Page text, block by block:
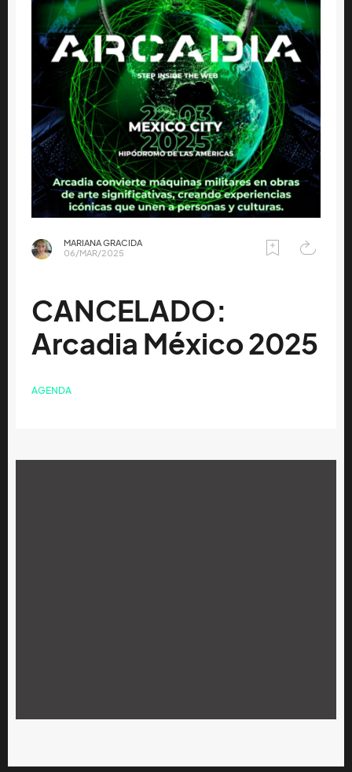
MARIANA GRACIDA
06/MAR/2025
CANCELADO:
Arcadia México 2025
AGENDA